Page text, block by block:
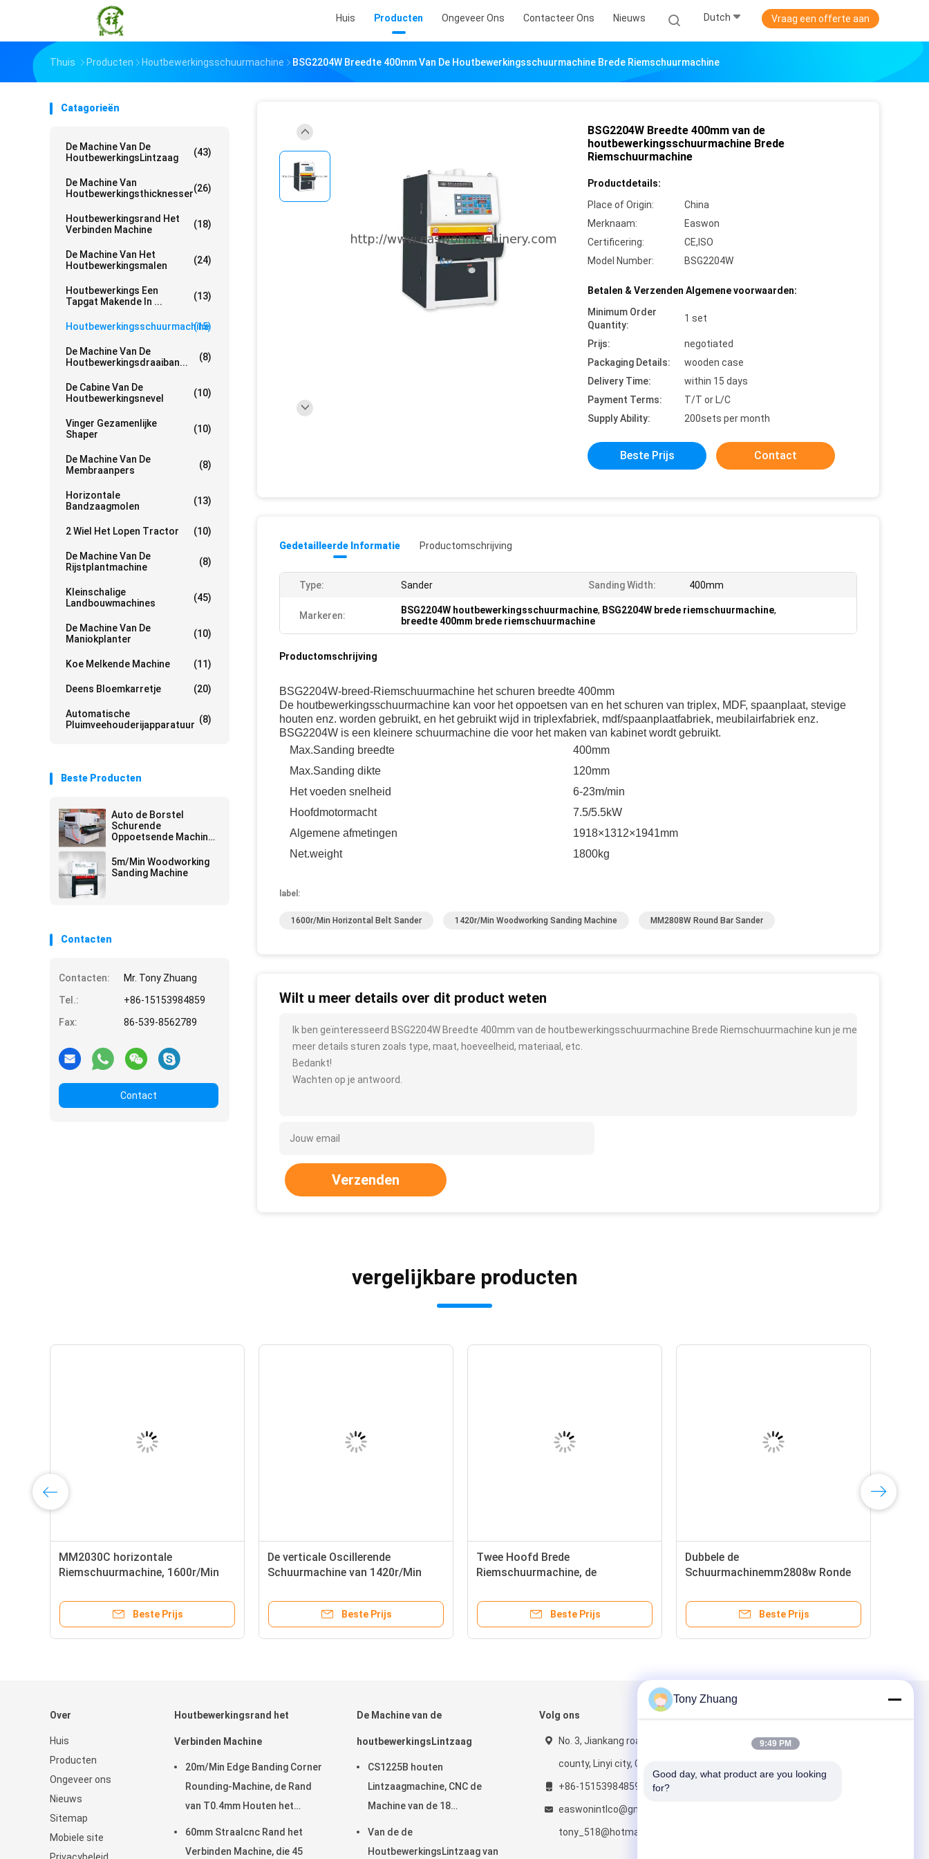
Huis Producten Ongeveer Ons Contacteer Ons Nieuws Dutch Vraag een offerte aan
Thuis Producten Houtbewerkingsschuurmachine BSG2204W Breedte 400mm Van De Houtbewerkingsschuurmachine Brede Riemschuurmachine
Catagorieën
De Machine Van De
HoutbewerkingsLintzaag
(43)
De Machine Van
Houtbewerkingsthicknesser(26)
Houtbewerkingsrand Het
Verbinden Machine
(18)
De Machine Van Het
Houtbewerkingsmalen
(24)
Houtbewerkings Een
Tapgat Makende In ...
(13)
Houtbewerkingsschuurmachine
(15)
De Machine Van De
Houtbewerkingsdraaiban...
(8)
De Cabine Van De
Houtbewerkingsnevel
(10)
Vinger Gezamenlijke
Shaper
(10)
De Machine Van De
Membraanpers
(8)
Horizontale
Bandzaagmolen
(13)
2 Wiel Het Lopen Tractor (10)
De Machine Van De
Rijstplantmachine
(8)
Kleinschalige
Landbouwmachines
(45)
De Machine Van De
Maniokplanter
(10)
Koe Melkende Machine (11)
Deens Bloemkarretje (20)
Automatische
Pluimveehouderijapparatuur (8)
Beste Producten
Auto de Borstel
Schurende
Oppoetsende Machine
4S Y2H2 het Werk
Breedte
5m/Min Woodworking
Sanding Machine
Contacten
Contacten:
Mr. Tony Zhuang
Tel.:
+86-15153984859
Fax:
86-539-8562789
Contact
BSG2204W Breedte 400mm van de
houtbewerkingsschuurmachine Brede
Riemschuurmachine
Productdetails:
Place of Origin:
China
Merknaam:
Easwon
Certificering:
CE,ISO
Model Number:
BSG2204W
Betalen & Verzenden Algemene voorwaarden:
Minimum Order
Quantity:
1 set
Prijs:
negotiated
Packaging Details:
wooden case
Delivery Time:
within 15 days
Payment Terms:
T/T or L/C
Supply Ability:
200sets per month
Beste Prijs Contact
Gedetailleerde Informatie Productomschrijving
Type: Sander Sanding Width: 400mm
Markeren: BSG2204W houtbewerkingsschuurmachine, BSG2204W brede riemschuurmachine,
breedte 400mm brede riemschuurmachine
Productomschrijving
BSG2204W-breed-Riemschuurmachine het schuren breedte 400mm
De houtbewerkingsschuurmachine kan voor het oppoetsen van en het schuren van triplex, MDF, spaanplaat, stevige
houten enz. worden gebruikt, en het gebruikt wijd in triplexfabriek, mdf/spaanplaatfabriek, meubilairfabriek enz.
BSG2204W is een kleinere schuurmachine die voor het maken van kabinet wordt gebruikt.
Max.Sanding breedte
400mm
Max.Sanding dikte
120mm
Het voeden snelheid
6-23m/min
Hoofdmotormacht
7.5/5.5kW
Algemene afmetingen
1918×1312×1941mm
Net.weight
1800kg
label:
1600r/Min Horizontal Belt Sander 1420r/Min Woodworking Sanding Machine MM2808W Round Bar Sander
Wilt u meer details over dit product weten
Ik ben geïnteresseerd BSG2204W Breedte 400mm van de houtbewerkingsschuurmachine Brede Riemschuurmachine kun je me
meer details sturen zoals type, maat, hoeveelheid, materiaal, etc.
Bedankt!
Wachten op je antwoord.
Verzenden
vergelijkbare producten
MM2030C horizontale
Riemschuurmachine, 1600r/Min
Beste Prijs
De verticale Oscillerende
Schuurmachine van 1420r/Min
MM2620
Beste Prijs
Twee Hoofd Brede
Riemschuurmachine, de
voor Houten Meubilair
Beste Prijs
Dubbele de
Schuurmachinemm2808w Ronde
de Riemenhoutbewerking
Beste Prijs
Over
Huis
Producten
Ongeveer ons
Nieuws
Sitemap
Mobiele site
Houtbewerkingsrand het
Verbinden Machine
20m/Min Edge Banding Corner
Rounding-Machine, de Rand
van T0.4mm Houten het
60mm Straalcnc Rand het
Verbinden Machine, die 45
De Machine van de
houtbewerkingsLintzaag
CS1225B houten
Lintzaagmachine, CNC de
Machine van de 18
Van de de
HoutbewerkingsLintzaag van
Volg ons
No. 3, Jiankang road, Yishui
county, Linyi city, China
+86-15153984859
easwonintlco@gmail.com;
tony_518@hotmail.com
Tony Zhuang
9:49 PM
Good day, what product are you looking
for?